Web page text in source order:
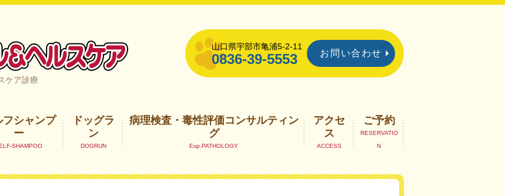
宇部市
ケア診療
山口県宇部市亀浦5-2-11
0836-39-5553 お問い合わせ
フシャンプ
ー
ドッグラ
ン
病理検査・毒性評価コンサルティン
グ
アクセ
ス
ご予約